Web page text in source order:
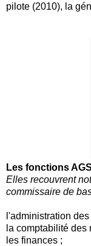
pilote (2010), la
Les fonctions
Elles recouvrent
commissaire de
l'administration
la comptabilité des
les finances ;